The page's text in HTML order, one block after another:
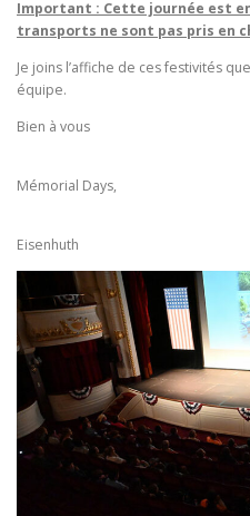
Important : Cette journée est
transports ne sont pas pris en
Je joins l’affiche de ces festivités
équipe.
Bien à vous
Pour
Mémorial Days,
Jean-
Eisenhuth